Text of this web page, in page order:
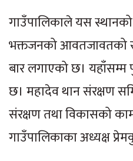
गाउँपालिकाले यस
भक्तजनको आवतजावतको
बार लगाएको छ। यहाँसम्म
छ। महादेव थान संरक्षण
संरक्षण तथा विकासको
गाउँपालिकाका अध्यक्ष